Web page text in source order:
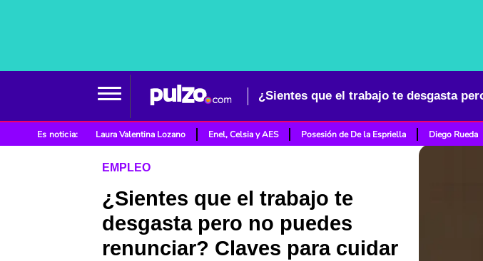
Es noticia: Laura Valentina Lozano Enel, Celsia y AES Posesión de De la Espriella Diego Rueda
EMPLEO
¿Sientes que el trabajo te
desgasta pero no puedes
renunciar? Claves para cuidar